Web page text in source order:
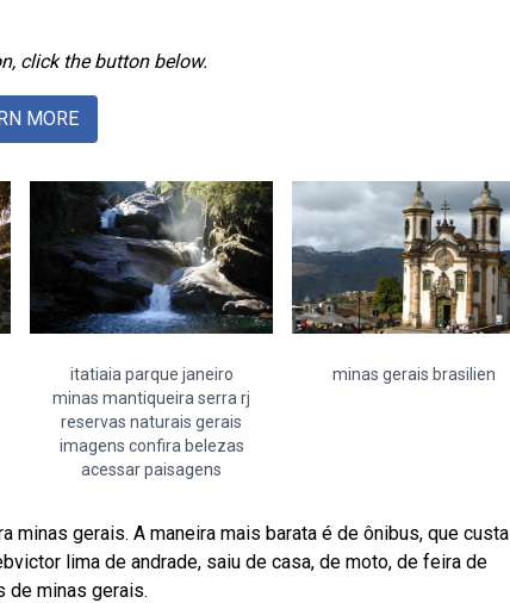
click the button below.
MORE
itatiaia parque janeiro
minas mantiqueira serra rj
reservas naturais gerais
imagens confira belezas
acessar paisagens
minas gerais brasilien
gerais. A maneira mais barata é de ônibus, que custa
lima de andrade, saiu de casa, de moto, de feira de
de minas gerais.